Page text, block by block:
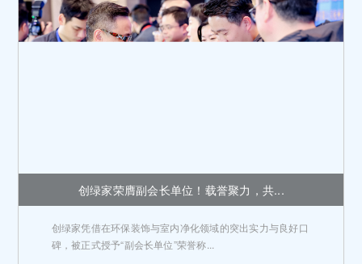
创绿家荣膺副会长单位！载誉聚力，共...
创绿家凭借在环保装饰与室内净化领域的突出实力与良好口
碑，被正式授予“副会长单位”荣誉称...